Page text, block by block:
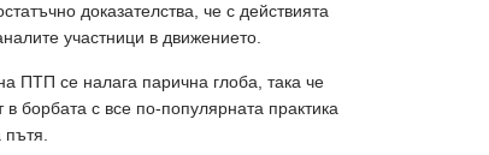
доказателства, че с действията
участници в движението.
ПТП се налага парична глоба, така че
борбата с все по-популярната практика
пътя.